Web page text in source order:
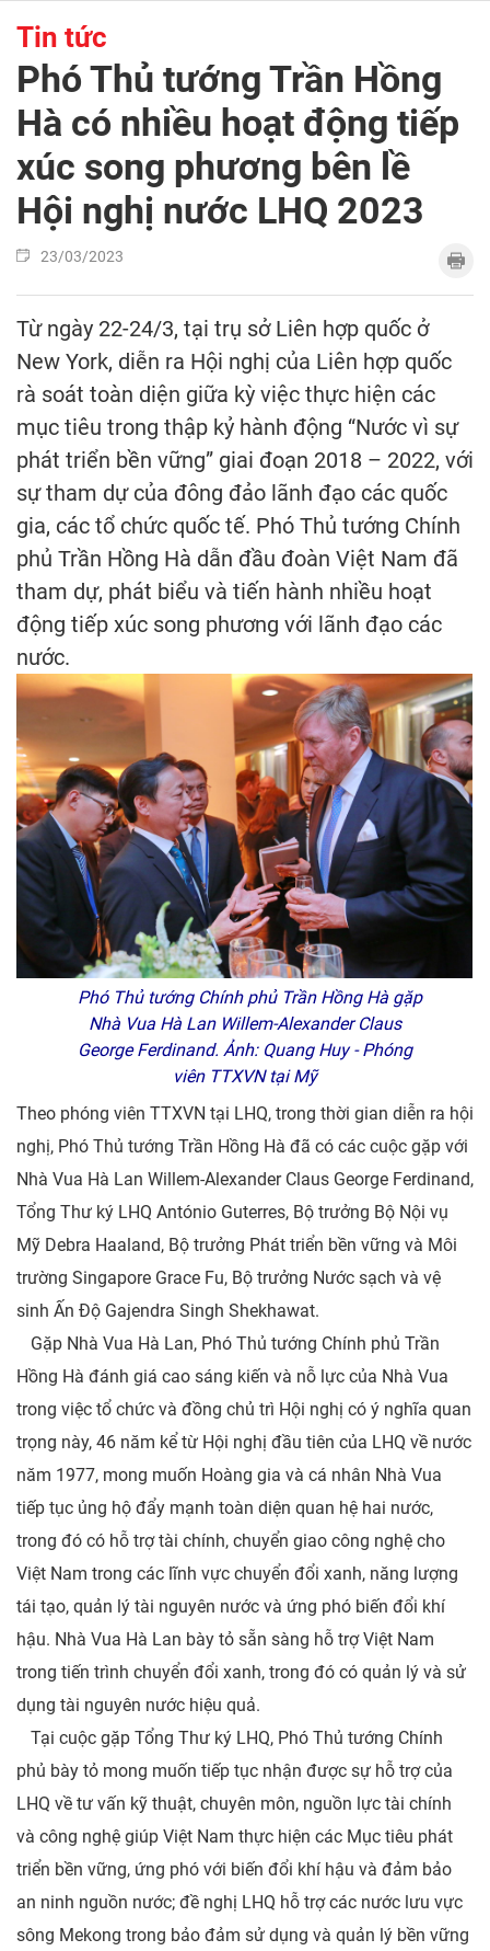
Tin tức
Phó Thủ tướng Trần Hồng
Hà có nhiều hoạt động tiếp
xúc song phương bên lề
Hội nghị nước LHQ 2023
23/03/2023
Từ ngày 22-24/3, tại trụ sở Liên hợp quốc ở
New York, diễn ra Hội nghị của Liên hợp quốc
rà soát toàn diện giữa kỳ việc thực hiện các
mục tiêu trong thập kỷ hành động “Nước vì sự
phát triển bền vững” giai đoạn 2018 – 2022, với
sự tham dự của đông đảo lãnh đạo các quốc
gia, các tổ chức quốc tế. Phó Thủ tướng Chính
phủ Trần Hồng Hà dẫn đầu đoàn Việt Nam đã
tham dự, phát biểu và tiến hành nhiều hoạt
động tiếp xúc song phương với lãnh đạo các
nước.
Phó Thủ tướng Chính phủ Trần Hồng Hà gặp
Nhà Vua Hà Lan Willem-Alexander Claus
George Ferdinand. Ảnh: Quang Huy - Phóng
viên TTXVN tại Mỹ
Theo phóng viên TTXVN tại LHQ, trong thời gian diễn ra hội
nghị, Phó Thủ tướng Trần Hồng Hà đã có các cuộc gặp với
Nhà Vua Hà Lan Willem-Alexander Claus George Ferdinand,
Tổng Thư ký LHQ António Guterres, Bộ trưởng Bộ Nội vụ
Mỹ Debra Haaland, Bộ trưởng Phát triển bền vững và Môi
trường Singapore Grace Fu, Bộ trưởng Nước sạch và vệ
sinh Ấn Độ Gajendra Singh Shekhawat.
Gặp Nhà Vua Hà Lan, Phó Thủ tướng Chính phủ Trần
Hồng Hà đánh giá cao sáng kiến và nỗ lực của Nhà Vua
trong việc tổ chức và đồng chủ trì Hội nghị có ý nghĩa quan
trọng này, 46 năm kể từ Hội nghị đầu tiên của LHQ về nước
năm 1977, mong muốn Hoàng gia và cá nhân Nhà Vua
tiếp tục ủng hộ đẩy mạnh toàn diện quan hệ hai nước,
trong đó có hỗ trợ tài chính, chuyển giao công nghệ cho
Việt Nam trong các lĩnh vực chuyển đổi xanh, năng lượng
tái tạo, quản lý tài nguyên nước và ứng phó biến đổi khí
hậu. Nhà Vua Hà Lan bày tỏ sẵn sàng hỗ trợ Việt Nam
trong tiến trình chuyển đổi xanh, trong đó có quản lý và sử
dụng tài nguyên nước hiệu quả.
Tại cuộc gặp Tổng Thư ký LHQ, Phó Thủ tướng Chính
phủ bày tỏ mong muốn tiếp tục nhận được sự hỗ trợ của
LHQ về tư vấn kỹ thuật, chuyên môn, nguồn lực tài chính
và công nghệ giúp Việt Nam thực hiện các Mục tiêu phát
triển bền vững, ứng phó với biến đổi khí hậu và đảm bảo
an ninh nguồn nước; đề nghị LHQ hỗ trợ các nước lưu vực
sông Mekong trong bảo đảm sử dụng và quản lý bền vững